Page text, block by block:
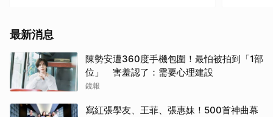
最新消息
陳勢安遭360度手機包圍！最怕被拍到「1部
位」 害羞認了：需要心理建設
鏡報
寫紅張學友、王菲、張惠妹！500首神曲幕